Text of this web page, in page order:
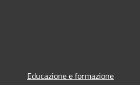
Educazione e formazione